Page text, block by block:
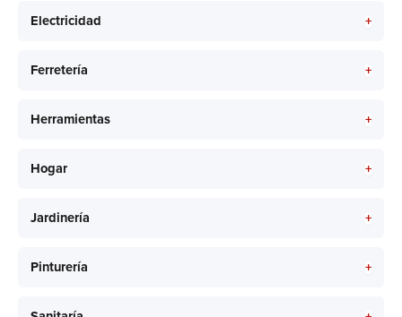
Electricidad +
Ferretería +
Herramientas +
Hogar +
Jardinería +
Pinturería +